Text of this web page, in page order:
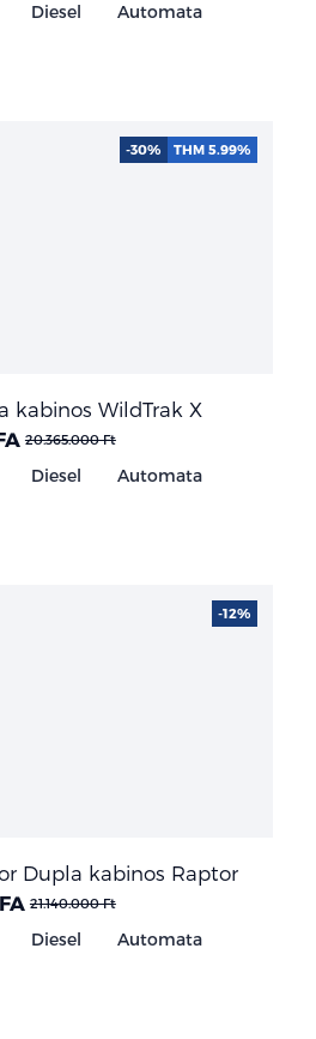
Diesel
Automata
kabinos WildTrak X
20.365.000 Ft
Diesel
Automata
-30% THM 5.99%
Dupla kabinos Raptor
21.140.000 Ft
Diesel
Automata
-12%